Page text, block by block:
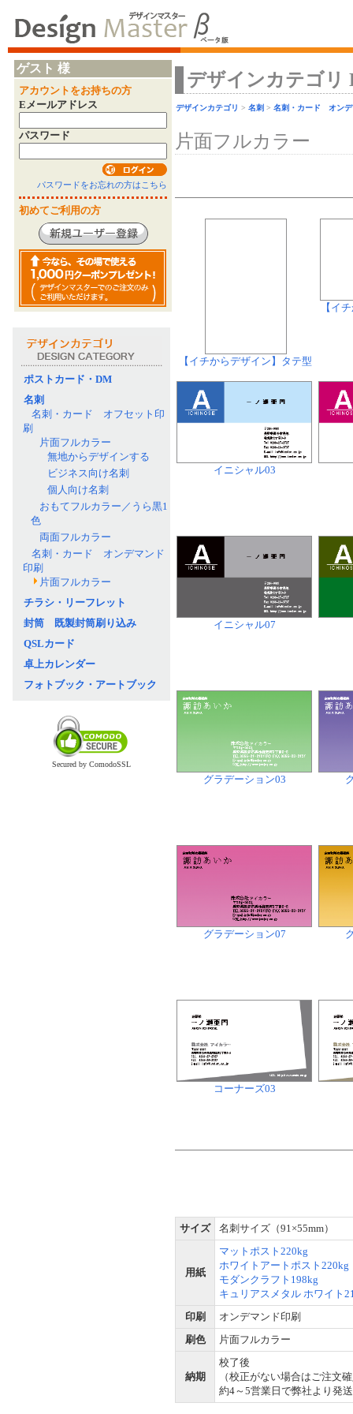
ゲスト 様
アカウントをお持ちの方
Eメールアドレス
パスワード
パスワードをお忘れの方はこちら
初めてご利用の方
ポストカード・DM
名刺
名刺・カード オフセット印
刷
片面フルカラー
無地からデザインする
ビジネス向け名刺
個人向け名刺
おもてフルカラー／うら黒1
色
両面フルカラー
名刺・カード オンデマンド
印刷
片面フルカラー
チラシ・リーフレット
封筒 既製封筒刷り込み
QSLカード
卓上カレンダー
フォトブック・アートブック
Secured by ComodoSSL
デザインカテゴリ
デザインカテゴリ > 名刺 > 名刺・カード オンデ
片面フルカラー
【イチからデザイン】タテ型
【イ
イニシャル03
イニシャル07
グラデーション03
グラデーション07
コーナーズ03
サイズ 名刺サイズ（91×55mm）
用紙
マットポスト220kg
ホワイトアートポスト220kg
モダンクラフト198kg
キュリアスメタル ホワイト
印刷
オンデマンド印刷
刷色
片面フルカラー
納期
校了後
（校正がない場合はご注文
約4～5営業日で弊社より発送